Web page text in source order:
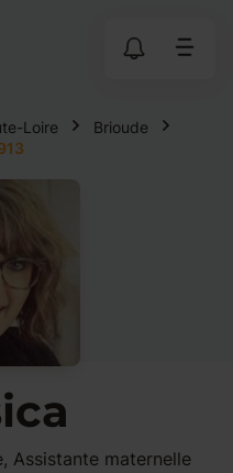
Loire
Brioude
Assistante maternelle